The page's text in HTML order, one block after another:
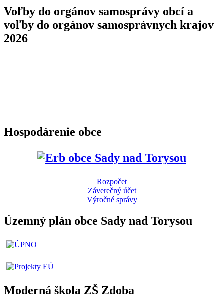
Voľby do orgánov samosprávy obcí a
voľby do orgánov samosprávnych krajov
2026
Hospodárenie obce
Rozpočet
Záverečný účet
Výročné správy
Územný plán obce Sady nad Torysou
Moderná škola ZŠ Zdoba